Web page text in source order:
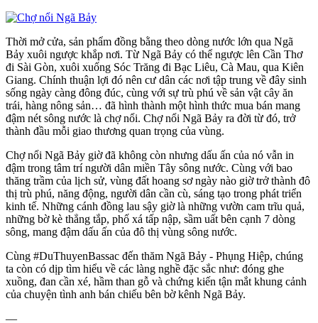
Thời mở cửa, sản phẩm đồng bằng theo dòng nước lớn qua Ngã
Bảy xuôi ngược khắp nơi. Từ Ngã Bảy có thể ngược lên Cần Thơ
đi Sài Gòn, xuôi xuống Sóc Trăng đi Bạc Liêu, Cà Mau, qua Kiên
Giang. Chính thuận lợi đó nên cư dân các nơi tập trung về đây sinh
sống ngày càng đông đúc, cùng với sự trù phú về sản vật cây ăn
trái, hàng nông sản… đã hình thành một hình thức mua bán mang
đậm nét sông nước là chợ nổi. Chợ nổi Ngã Bảy ra đời từ đó, trở
thành đầu mỗi giao thương quan trọng của vùng.
Chợ nổi Ngã Bảy giờ đã không còn nhưng dấu ấn của nó vẫn in
đậm trong tâm trí người dân miền Tây sông nước. Cùng với bao
thăng trầm của lịch sử, vùng đất hoang sơ ngày nào giờ trở thành đô
thị trù phú, năng động, người dân cần cù, sáng tạo trong phát triển
kinh tế. Những cánh đồng lau sậy giờ là những vườn cam trĩu quả,
những bờ kè thẳng tắp, phố xá tấp nập, sầm uất bên cạnh 7 dòng
sông, mang đậm dấu ấn của đô thị vùng sông nước.
Cùng #DuThuyenBassac đến thăm Ngã Bảy - Phụng Hiệp, chúng
ta còn có dịp tìm hiểu về các làng nghề đặc sắc như: đóng ghe
xuồng, đan cần xé, hầm than gỗ và chứng kiến tận mắt khung cảnh
của chuyện tình anh bán chiếu bên bờ kênh Ngã Bảy.
—